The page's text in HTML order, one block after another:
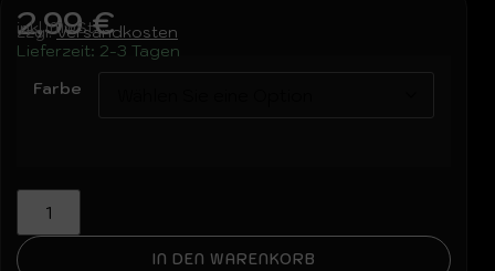
2,99€
inkl. MwSt.
zzgl.Versandkosten
Lieferzeit: 2-3 Tagen
Farbe
IN DEN WARENKORB